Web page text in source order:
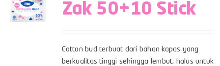
Zak 50+10 Stick
Cotton bud terbuat dari bahan kapas yang
berkualitas tinggi sehingga lembut, halus untuk